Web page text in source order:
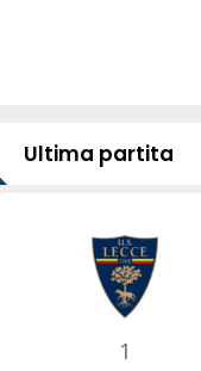
Ultima partita
1